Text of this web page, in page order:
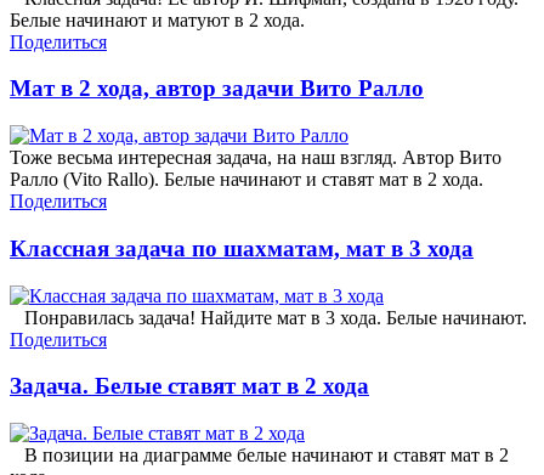
Белые начинают и матуют в 2 хода.
Поделиться
Мат в 2 хода, автор задачи Вито Ралло
Тоже весьма интересная задача, на наш взгляд. Автор Вито
Ралло (Vito Rallo). Белые начинают и ставят мат в 2 хода.
Поделиться
Классная задача по шахматам, мат в 3 хода
Понравилась задача! Найдите мат в 3 хода. Белые начинают.
Поделиться
Задача. Белые ставят мат в 2 хода
В позиции на диаграмме белые начинают и ставят мат в 2